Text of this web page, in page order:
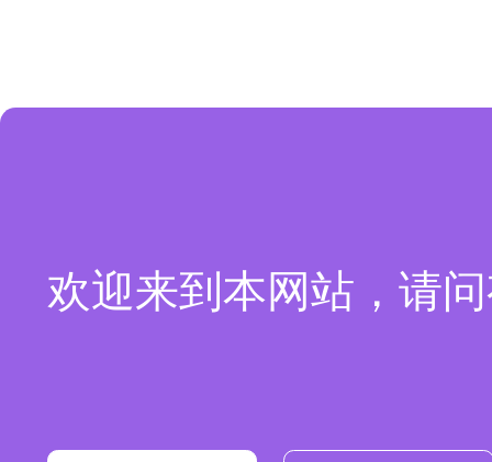
欢迎来到本网站，请